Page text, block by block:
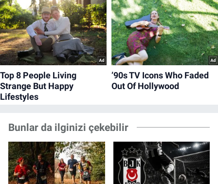
Bunlar da ilginizi çekebilir